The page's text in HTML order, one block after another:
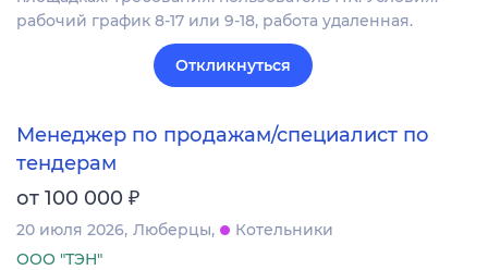
рабочий график 8-17 или 9-18, работа удаленная.
Откликнуться
Менеджер по продажам/специалист по
тендерам
от 100 000 ₽
20 июля 2026 Люберцы
Котельники
ООО "ТЭН"